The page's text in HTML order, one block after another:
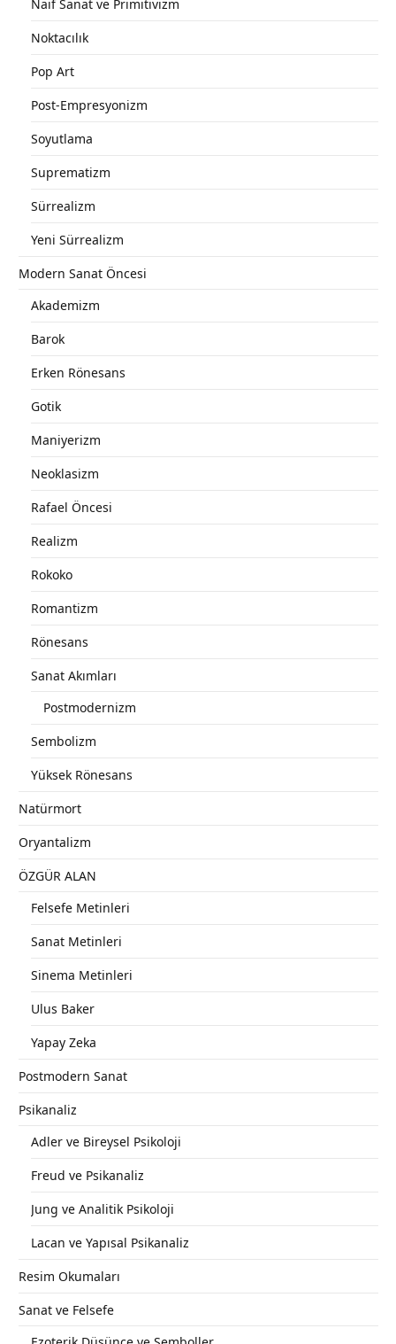
Naif Sanat ve Primitivizm
Noktacılık
Pop Art
Post-Empresyonizm
Soyutlama
Suprematizm
Sürrealizm
Yeni Sürrealizm
Modern Sanat Öncesi
Akademizm
Barok
Erken Rönesans
Gotik
Maniyerizm
Neoklasizm
Rafael Öncesi
Realizm
Rokoko
Romantizm
Rönesans
Sanat Akımları
Postmodernizm
Sembolizm
Yüksek Rönesans
Natürmort
Oryantalizm
ÖZGÜR ALAN
Felsefe Metinleri
Sanat Metinleri
Sinema Metinleri
Ulus Baker
Yapay Zeka
Postmodern Sanat
Psikanaliz
Adler ve Bireysel Psikoloji
Freud ve Psikanaliz
Jung ve Analitik Psikoloji
Lacan ve Yapısal Psikanaliz
Resim Okumaları
Sanat ve Felsefe